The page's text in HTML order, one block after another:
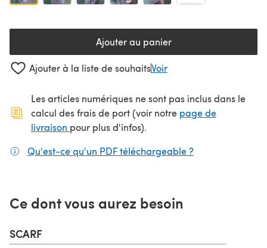
Ajouter au panier
Ajouter à la liste de souhaitsVoir
Les articles numériques ne sont pas inclus dans le
calcul des frais de port (voir notre page de
livraison (s'ouvre dans un nouvel onglet)
pour plus d'infos).
Qu'est-ce qu'un PDF téléchargeable ?
Ce dont vous aurez besoin
SCARF